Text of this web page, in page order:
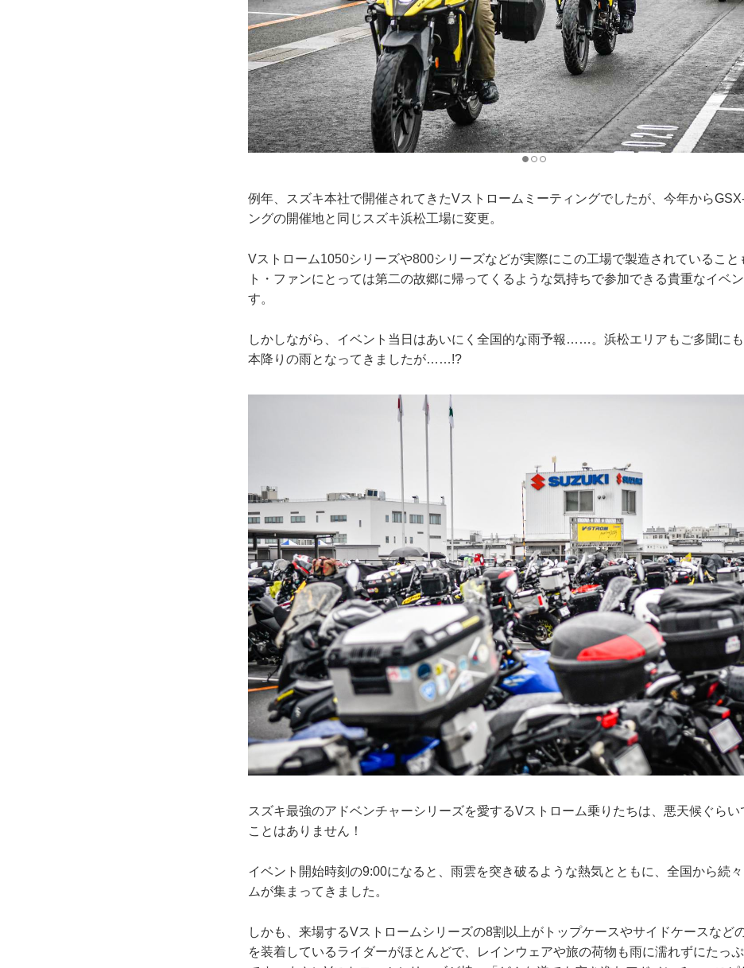
例年、スズキ本社で開催されてきたVストロームミーティングでしたが、今年から
ングの開催地と同じスズキ浜松工場に変更。
Vストローム1050シリーズや800シリーズなどが実際にこの工場で製造されていること
ト・ファンにとっては第二の故郷に帰ってくるような気持ちで参加できる貴重なイベ
す。
しかしながら、イベント当日はあいにく全国的な雨予報……。浜松エリアもご多聞に
本降りの雨となってきましたが……!?
スズキ最強のアドベンチャーシリーズを愛するVストローム乗りたちは、悪天候ぐらい
ことはありません！
イベント開始時刻の9:00になると、雨雲を突き破るような熱気とともに、全国から続
ムが集まってきました。
しかも、来場するVストロームシリーズの8割以上がトップケースやサイドケースなど
を装着しているライダーがほとんどで、レインウェアや旅の荷物も雨に濡れずにたっ